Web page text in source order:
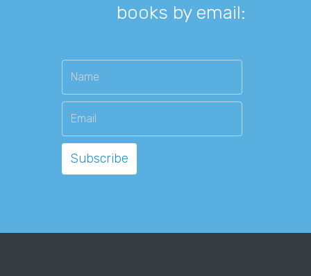
books by email: